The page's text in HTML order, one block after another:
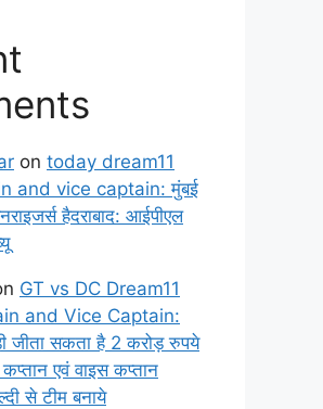
on today dream11
and vice captain: मुंबई
हैदराबाद: आईपीएल
GT vs DC Dream11
and Vice Captain:
जीता सकता है 2 करोड़ रुपये
एवं वाइस कप्तान
से टीम बनाये